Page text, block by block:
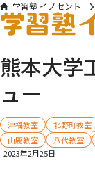
学習塾 イノセント
熊本大学工学部合格イン
熊本大学
ュー
津福教室 北野町教室
山鹿教室
八代教室
2023年2月25日